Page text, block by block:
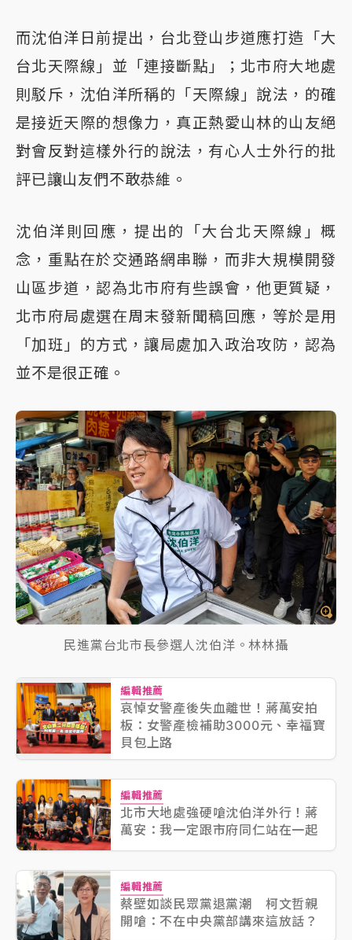
而沈伯洋日前提出，台北登山步道應打造「大
台北天際線」並「連接斷點」；北市府大地處
則駁斥，沈伯洋所稱的「天際線」說法，的確
是接近天際的想像力，真正熱愛山林的山友絕
對會反對這樣外行的說法，有心人士外行的批
評已讓山友們不敢恭維。
沈伯洋則回應，提出的「大台北天際線」概
念，重點在於交通路網串聯，而非大規模開發
山區步道，認為北市府有些誤會，他更質疑，
北市府局處選在周末發新聞稿回應，等於是用
「加班」的方式，讓局處加入政治攻防，認為
並不是很正確。
民進黨台北市長參選人沈伯洋。林林攝
編輯推薦
哀悼女警產後失血離世！蔣萬安拍
板：女警產檢補助3000元、幸福寶
貝包上路
編輯推薦
北市大地處強硬嗆沈伯洋外行！蔣
萬安：我一定跟市府同仁站在一起
編輯推薦
蔡壁如談民眾黨退黨潮 柯文哲親
開嗆：不在中央黨部講來這放話？